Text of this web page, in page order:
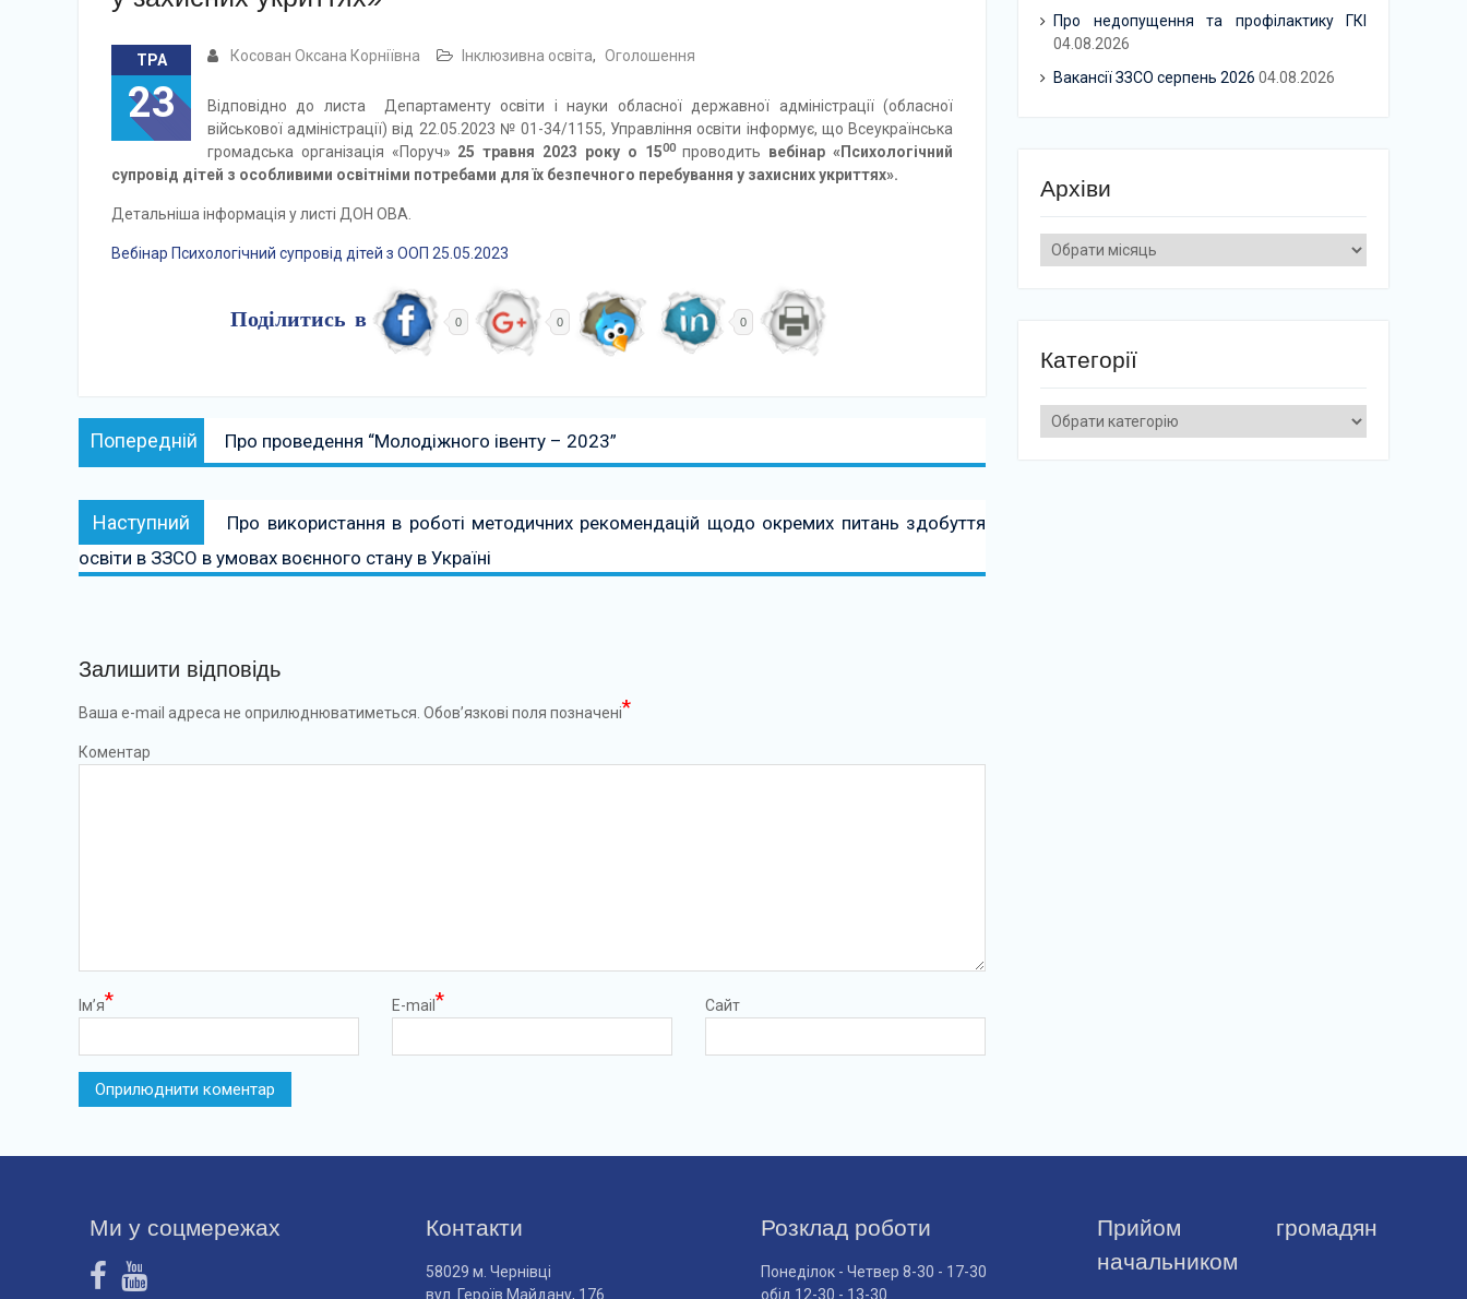
ТРА
23
Косован Оксана Корніївна Інклюзивна освіта, Оголошення
Відповідно до листа Департаменту освіти і науки обласної державної адміністрації (обласної
військової адміністрації) від 22.05.2023 № 01-34/1155, Управління освіти інформує, що Всеукраїнська
громадська організація «Поруч» 25 травня 2023 року о 1500 проводить вебінар «Психологічний
супровід дітей з особливими освітніми потребами для їх безпечного перебування у захисних укриттях».
Детальніша інформація у листі ДОН ОВА.
Вебінар Психологічний супровід дітей з ООП 25.05.2023
Поділитись в 0 0 0
Навігація
записів
Попередній Попередній:
Про проведення “Молодіжного івенту – 2023”
Наступний Наступний:
Про використання в роботі методичних рекомендацій щодо окремих питань здобуття
освіти в ЗЗСО в умовах воєнного стану в Україні
Залишити відповідь
Ваша e-mail адреса не оприлюднюватиметься. Обов’язкові поля позначені*
Коментар
Ім’я* E-mail * Сайт
Про недопущення та профілактику ГКІ
04.08.2026
Вакансії ЗЗСО серпень 2026 04.08.2026
Архіви
Архіви
Категорії
Категорії
Ми у соцмережах Контакти
58029 м. Чернівці
вул. Героїв Майдану, 176
Розклад роботи
Понеділок - Четвер 8-30 - 17-30
обід 12-30 - 13-30
Прийом громадян
начальником